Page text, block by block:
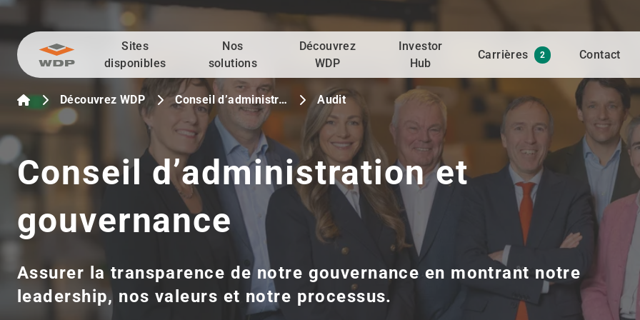
Allez au contenu
Sites
disponibles
Nos
solutions
Découvrez
WDP
Investor
Hub
Carrières 2 Contact
Découvrez WDP Conseil d’administr… Audit
Conseil d’administration et
gouvernance
Assurer la transparence de notre gouvernance en montrant notre
leadership, nos valeurs et notre processus.